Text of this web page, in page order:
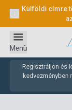
Külföldi címre
Regisztráljon és
kedvezményben
Menü